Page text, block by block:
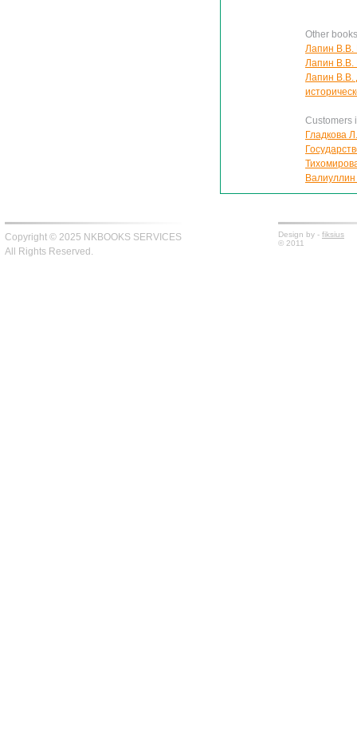
Other
Лапин В.В.
Лапин В.В.
Лапин В.В.
Customers
Гладкова
Copyright © 2025 NKBOOKS SERVICES
All Rights Reserved.
Design by - fiksius
© 2011